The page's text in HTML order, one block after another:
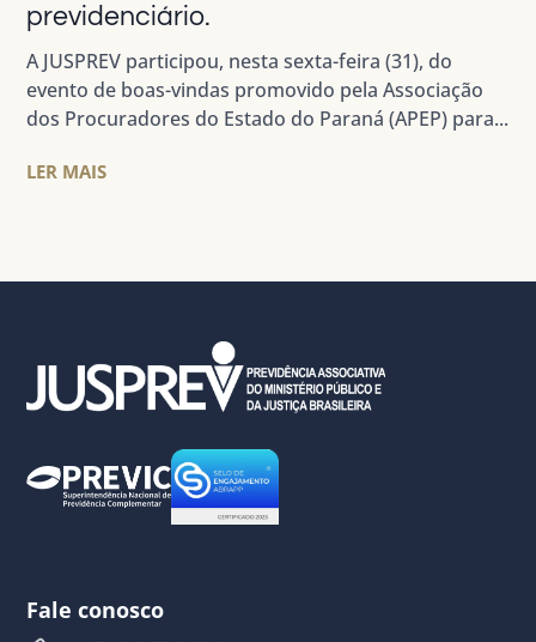
previdenciário.
A JUSPREV participou, nesta sexta-feira (31), do
evento de boas-vindas promovido pela Associação
dos Procuradores do Estado do Paraná (APEP) para...
LER MAIS
Fale conosco